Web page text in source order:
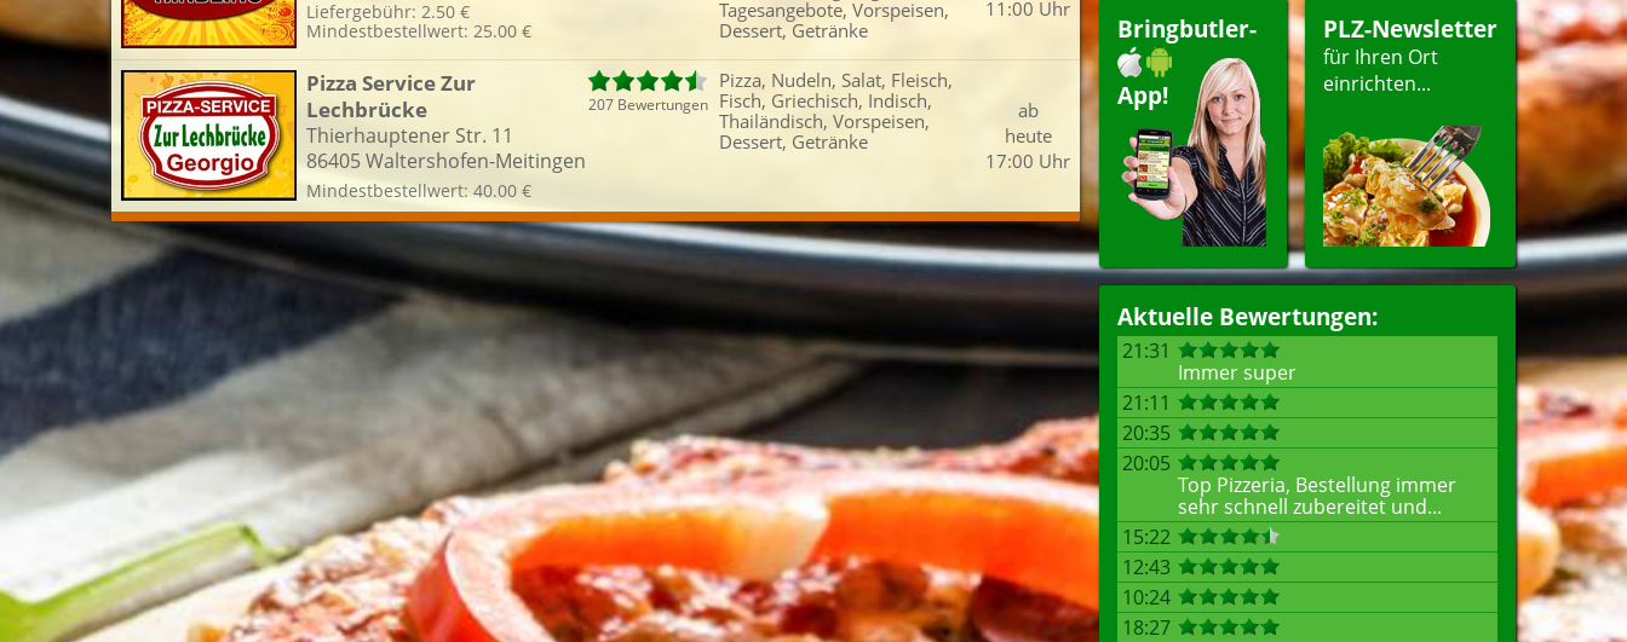
Bringbutler-
App!
PLZ-Newsletter
für Ihren Ort
einrichten...
Aktuelle Bewertungen:
21:31
Immer super
21:11
20:35
20:05
Top Pizzeria, Bestellung immer
sehr schnell zubereitet und...
15:22
12:43
10:24
18:27
Reisgerichte
Mittagsangebot
Getränke
Liefertermin:
sofort
für um : Uhr bestellen
Liefergebühr: 2.50 €
Mindestbestellwert: 25.00 €
Tagesangebote, Vorspeisen,
Dessert, Getränke
11:00 Uhr
Pizza Service Zur
Lechbrücke
Thierhauptener Str. 11
86405 Waltershofen-Meitingen
Mindestbestellwert: 40.00 €
207 Bewertungen
Pizza, Nudeln, Salat, Fleisch,
Fisch, Griechisch, Indisch,
Thailändisch, Vorspeisen,
Dessert, Getränke
ab
heute
17:00 Uhr